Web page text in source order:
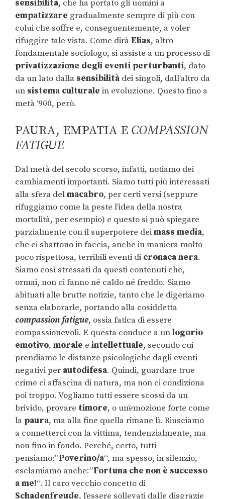
sensibilità, che ha portato gli uomini a
empatizzare gradualmente sempre di più con
colui che soffre e, conseguentemente, a voler
rifuggire tale vista. Come diràElias, altro
fondamentale sociologo, si assiste a un processo di
privatizzazione degli eventi perturbanti, dato
da un lato dalla sensibilità dei singoli, dall’altro da
un sistema culturale in evoluzione. Questo fino a
metà ‘900, però.
PAURA, EMPATIA E COMPASSION
FATIGUE
Dal metà del secolo scorso, infatti, notiamo dei
cambiamenti importanti. Siamo tutti più interessati
alla sfera delmacabro, per certi versi (seppure
rifuggiamo come la peste l’idea della nostra
mortalità, per esempio) e questo si può spiegare
parzialmente con il superpotere deimass media,
che ci sbattono in faccia, anche in maniera molto
poco rispettosa, terribili eventi di cronaca nera.
Siamo così stressati da questi contenuti che,
ormai, non ci fanno né caldo né freddo. Siamo
abituati alle brutte notizie, tanto che le digeriamo
senza elaborarle, portando alla cosiddetta
compassion fatigue, ossia fatica di essere
compassionevoli. E questa conduce a unlogorio
emotivo, morale e intellettuale, secondo cui
prendiamo le distanze psicologiche dagli eventi
negativi per autodifesa. Quindi, guardare true
crime ci affascina di natura, ma non ci condiziona
poi troppo. Vogliamo tutti essere scossi da un
brivido, provare timore, o un’emozione forte come
la paura, ma alla fine quella rimane lì. Riusciamo
a connetterci con la vittima, tendenzialmente, ma
non fino in fondo. Perché, certo, tutti
pensiamo:”Poverino/a“, ma spesso, in silenzio,
esclamiamo anche:”Fortuna che non è successo
a me!“. Il caro vecchio concetto di
Schadenfreude, l’essere sollevati dalle disgrazie